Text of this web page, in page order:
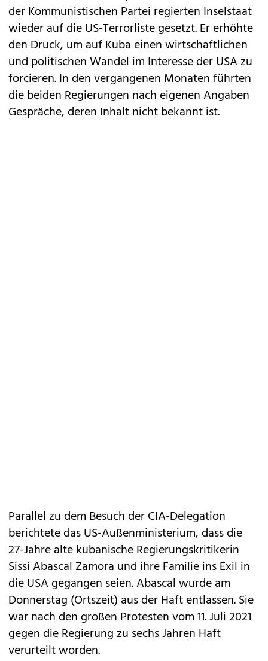
der Kommunistischen Partei regierten Inselstaat
wieder auf die US-Terrorliste gesetzt. Er erhöhte
den Druck, um auf Kuba einen wirtschaftlichen
und politischen Wandel im Interesse der USA zu
forcieren. In den vergangenen Monaten führten
die beiden Regierungen nach eigenen Angaben
Gespräche, deren Inhalt nicht bekannt ist.
Parallel zu dem Besuch der CIA-Delegation
berichtete das US-Außenministerium, dass die
27-Jahre alte kubanische Regierungskritikerin
Sissi Abascal Zamora und ihre Familie ins Exil in
die USA gegangen seien. Abascal wurde am
Donnerstag (Ortszeit) aus der Haft entlassen. Sie
war nach den großen Protesten vom 11. Juli 2021
gegen die Regierung zu sechs Jahren Haft
verurteilt worden.